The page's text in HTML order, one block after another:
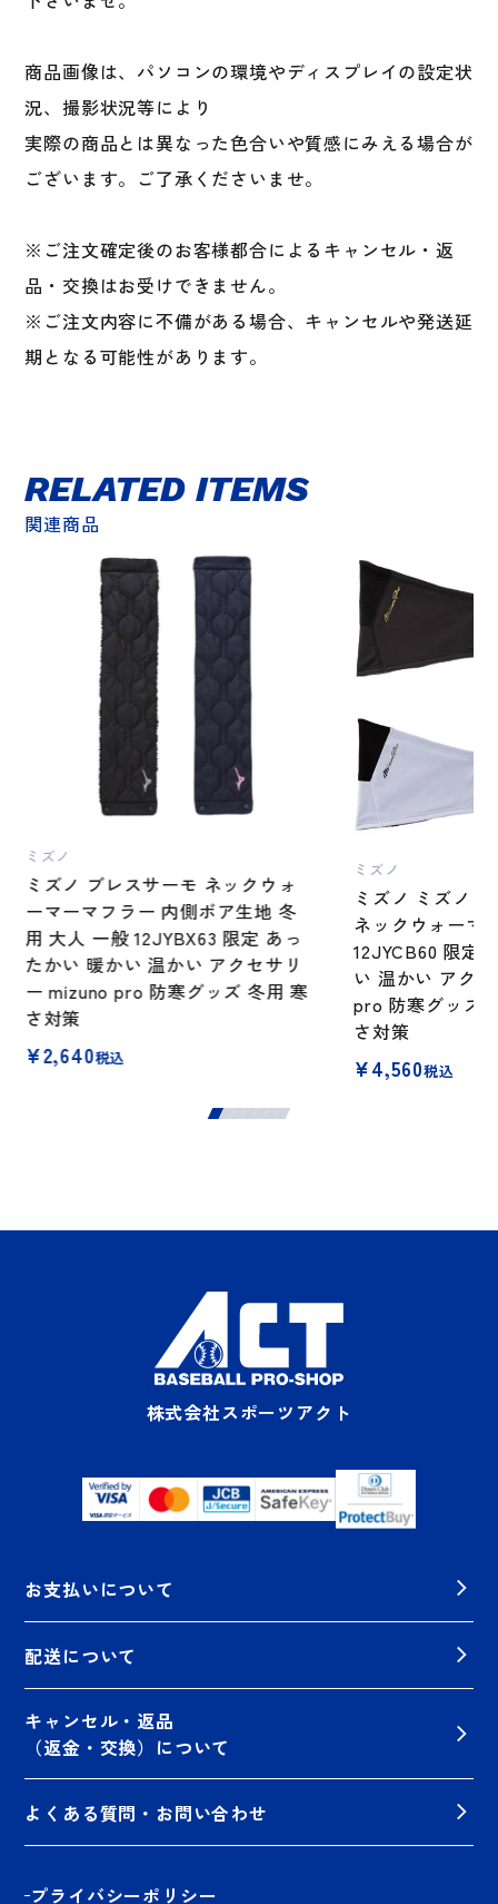
商品画像は、パソコンの環境やディスプレイの設定状
況、撮影状況等により
実際の商品とは異なった色合いや質感にみえる場合が
ございます。ご了承くださいませ。
※ご注文確定後のお客様都合によるキャンセル・返
品・交換はお受けできません。
※ご注文内容に不備がある場合、キャンセルや発送延
期となる可能性があります。
関連商品
RELATED ITEMS
ミズノ
ミズノ ブレスサーモ ネックウォ
ーマーマフラー 内側ボア生地 冬
用 大人 一般 12JYBX63 限定 あっ
たかい 暖かい 温かい アクセサリ
ー mizuno pro 防寒グッズ 冬用 寒
さ対策
¥2,640税込
ミズノ
ミズノ ミズノ
ネックウォーマ
12JYCB60 限定
い 温かい アク
pro 防寒グッズ
さ対策
¥4,560税込
株式会社スポーツアクト
お支払いについて
配送について
キャンセル・返品
（返金・交換）について
よくある質問・お問い合わせ
プライバシーポリシー